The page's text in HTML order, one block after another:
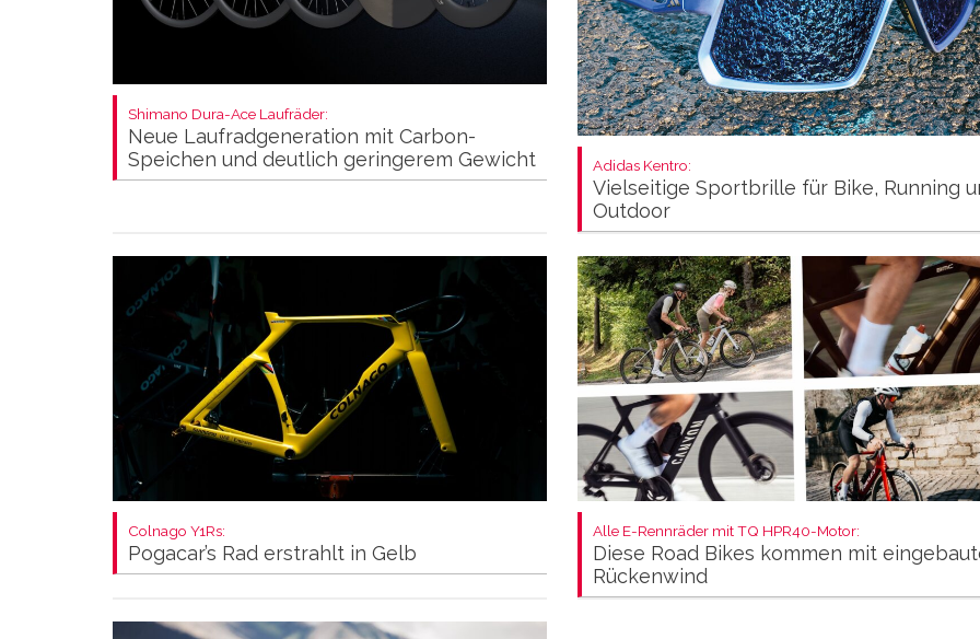
Shimano Dura-Ace Laufräder:
Neue Laufradgeneration mit Carbon-
Speichen und deutlich geringerem Gewicht
Adidas Kentro:
Vielseitige Sportbrille für Bike, Running
Outdoor
Colnago Y1Rs:
Pogacar’s Rad erstrahlt in Gelb
Alle E-Rennräder mit TQ HPR40-Motor:
Diese Road Bikes kommen mit
Rückenwind